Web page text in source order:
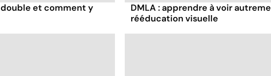
et comment y
DMLA : apprendre à voir
rééducation visuelle